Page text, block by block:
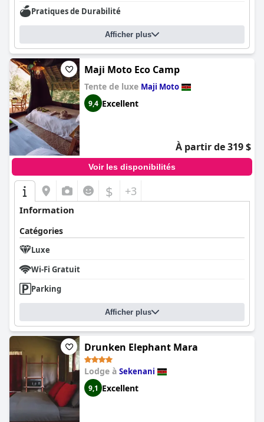
Pratiques de Durabilité
Afficher plus
Maji Moto Eco Camp
Tente de luxe Maji Moto
9,4 Excellent
À partir de 319 $
Voir les disponibilités
$ +3
Information
Catégories
Luxe
Wi-Fi Gratuit
Parking
Afficher plus
Drunken Elephant Mara
Lodge à Sekenani
9,1 Excellent